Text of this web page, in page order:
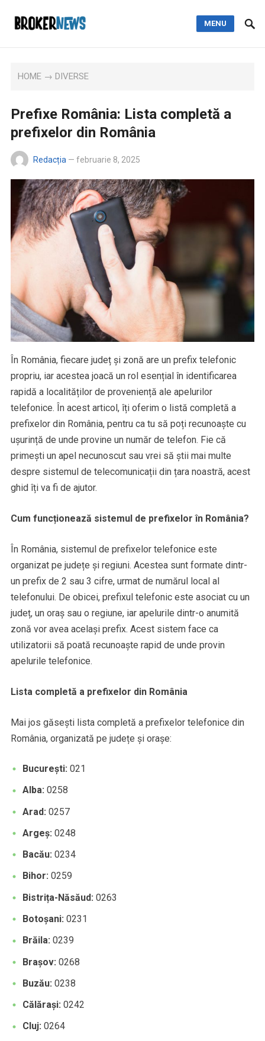
MENU
HOME →DIVERSE
Prefixe România: Lista completă a
prefixelor din România
Redacția — februarie 8, 2025
În România, fiecare județ și zonă are un prefix telefonic
propriu, iar acestea joacă un rol esențial în identificarea
rapidă a localităților de proveniență ale apelurilor
telefonice. În acest articol, îți oferim o listă completă a
prefixelor din România, pentru ca tu să poți recunoaște cu
ușurință de unde provine un număr de telefon. Fie că
primești un apel necunoscut sau vrei să știi mai multe
despre sistemul de telecomunicații din țara noastră, acest
ghid îți va fi de ajutor.
Cum funcționează sistemul de prefixelor în România?
În România, sistemul de prefixelor telefonice este
organizat pe județe și regiuni. Acestea sunt formate dintr-
un prefix de 2 sau 3 cifre, urmat de numărul local al
telefonului. De obicei, prefixul telefonic este asociat cu un
județ, un oraș sau o regiune, iar apelurile dintr-o anumită
zonă vor avea același prefix. Acest sistem face ca
utilizatorii să poată recunoaște rapid de unde provin
apelurile telefonice.
Lista completă a prefixelor din România
Mai jos găsești lista completă a prefixelor telefonice din
România, organizată pe județe și orașe:
București: 021
Alba: 0258
Arad: 0257
Argeș: 0248
Bacău: 0234
Bihor: 0259
Bistrița-Năsăud: 0263
Botoșani: 0231
Brăila: 0239
Brașov: 0268
Buzău: 0238
Călărași: 0242
Cluj: 0264